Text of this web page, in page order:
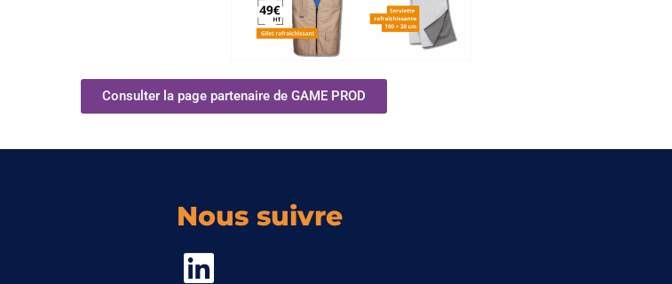
Consulter la page partenaire de GAME PROD
Nous suivre